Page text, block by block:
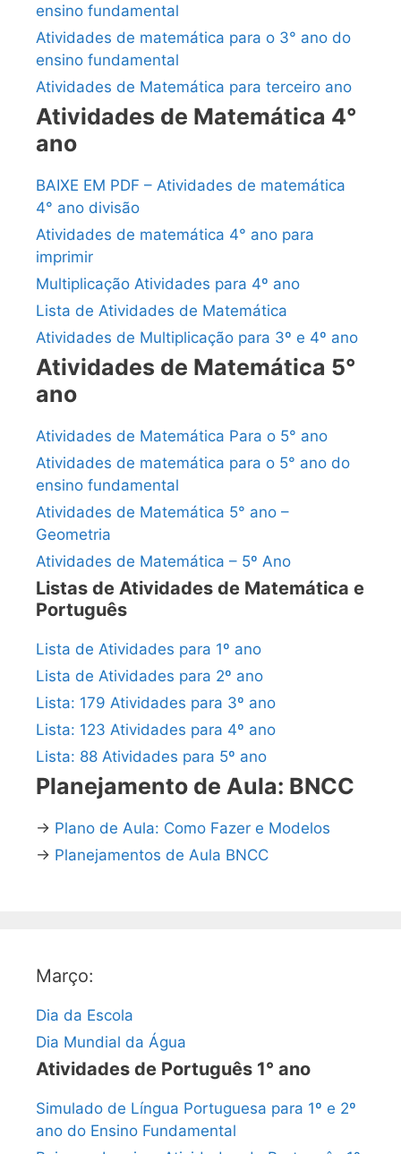
ensino fundamental
Atividades de matemática para o 3° ano do
ensino fundamental
Atividades de Matemática para terceiro ano
Atividades de Matemática 4°
ano
BAIXE EM PDF – Atividades de matemática
4° ano divisão
Atividades de matemática 4° ano para
imprimir
Multiplicação Atividades para 4º ano
Lista de Atividades de Matemática
Atividades de Multiplicação para 3º e 4º ano
Atividades de Matemática 5°
ano
Atividades de Matemática Para o 5° ano
Atividades de matemática para o 5° ano do
ensino fundamental
Atividades de Matemática 5° ano –
Geometria
Atividades de Matemática – 5º Ano
Listas de Atividades de Matemática e
Português
Lista de Atividades para 1º ano
Lista de Atividades para 2º ano
Lista: 179 Atividades para 3º ano
Lista: 123 Atividades para 4º ano
Lista: 88 Atividades para 5º ano
Planejamento de Aula: BNCC
→ Plano de Aula: Como Fazer e Modelos
→ Planejamentos de Aula BNCC
Março:
Dia da Escola
Dia Mundial da Água
Atividades de Português 1° ano
Simulado de Língua Portuguesa para 1º e 2º
ano do Ensino Fundamental